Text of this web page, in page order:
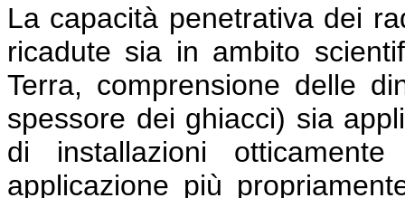
La capacità penetrativa dei
ricadute sia in ambito
Terra, comprensione delle
spessore dei ghiacci) sia
di installazioni
applicazione più